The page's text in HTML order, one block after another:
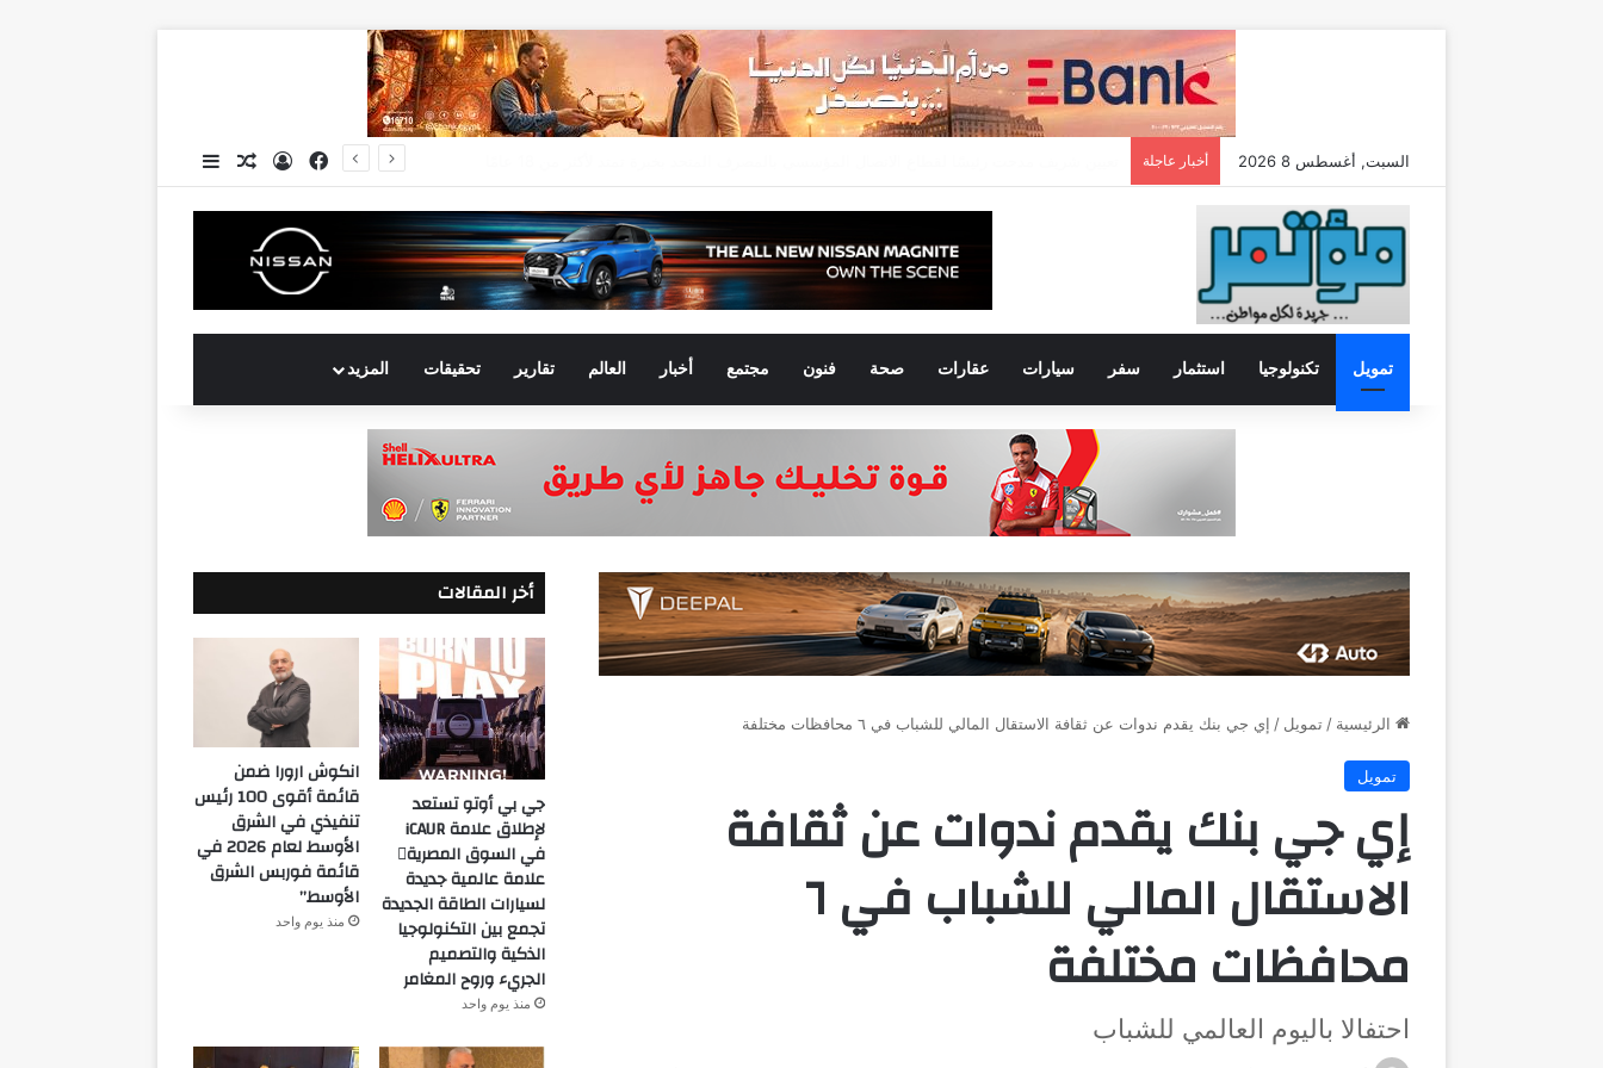
السبت, أغسطس 8 2026 أخبار عاجلة فيسبوكتسجيل الدخول
مقال عشوائي
إضافة عمود جانبي
تمويل تكنولوجيا استثمار سفر سيارات عقارات صحة فنون مجتمع أخبار العالم تقارير تحقيقات المزيد
الرئيسية / تمويل / إي جي بنك يقدم ندوات عن ثقافة الاستقال المالي للشباب في ٦ محافظات مختلفة
تمويل
إي جي بنك يقدم ندوات عن ثقافة
الاستقال المالي للشباب في ٦
محافظات مختلفة
احتفالا باليوم العالمي للشباب
أخر المقالات
جي بي أوتو تستعد
لإطلاق علامة iCAUR
في السوق المصرية
علامة عالمية جديدة
لسيارات الطاقة الجديدة
تجمع بين التكنولوجيا
الذكية والتصميم
الجريء وروح المغامر
منذ يوم واحد
انكوش ارورا ضمن
قائمة أقوى 100 رئيس
تنفيذي في الشرق
الأوسط لعام 2026 في
قائمة فوربس الشرق
الأوسط”
منذ يوم واحد